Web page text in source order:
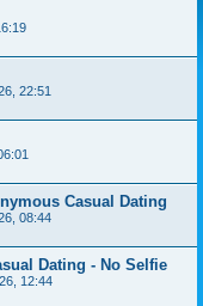
22:51
Casual Dating
08:44
Dating - No Selfie
12:44